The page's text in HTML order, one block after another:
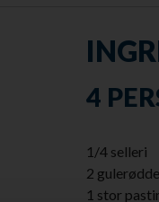
4
1/4 selleri
2
1 stor